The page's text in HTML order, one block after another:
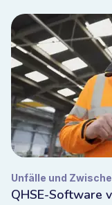
Unfälle und
QHSE-Software